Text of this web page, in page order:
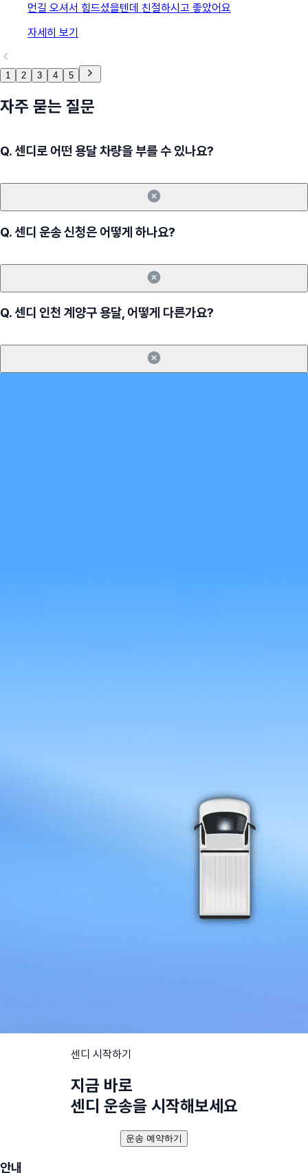
먼길 오셔서 힘드셨을텐데 친절하시고 좋았어요
자세히 보기
1 2 3 4 5
자주 묻는 질문
Q.센디로 어떤 용달 차량을 부를 수 있나요?
Q.센디 운송 신청은 어떻게 하나요?
Q.센디 인천 계양구 용달, 어떻게 다른가요?
센디 시작하기
지금 바로
센디 운송을 시작해보세요
운송 예약하기
안내